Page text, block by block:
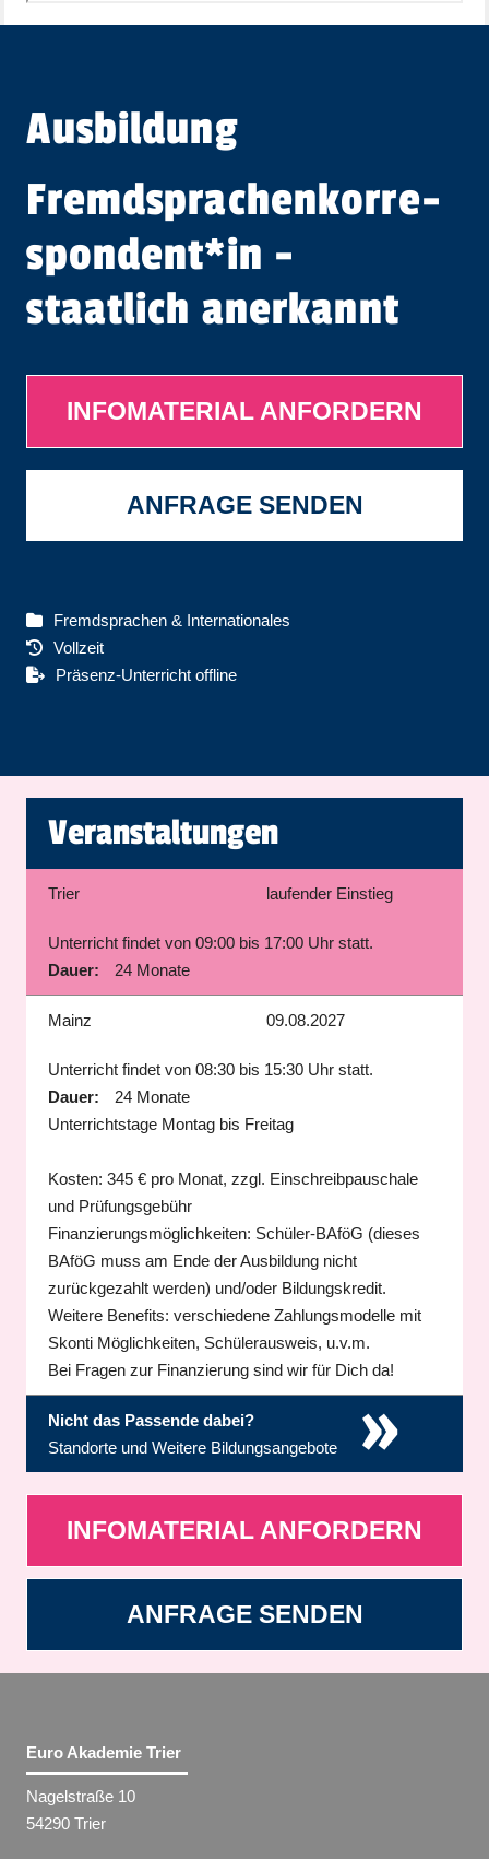
Ausbildung
Fremd­sprachen­korre­
spon­dent​*in -
staatlich anerkannt
INFOMATERIAL ANFORDERN
ANFRAGE SENDEN
Fremdsprachen & Internationales
Vollzeit
Präsenz-Unterricht offline
Veranstaltungen
Mainz 09.08.2027
Unterricht findet von 08:30 bis 15:30 Uhr statt.
Dauer:
24 Monate
Unterrichtstage Montag bis Freitag
Kosten: 345 € pro Monat, zzgl. Einschreibpauschale
und Prüfungsgebühr
Finanzierungsmöglichkeiten: Schüler-BAföG (dieses
BAföG muss am Ende der Ausbildung nicht
zurückgezahlt werden) und/oder Bildungskredit.
Weitere Benefits: verschiedene Zahlungsmodelle mit
Skonti Möglichkeiten, Schülerausweis, u.v.m.
Bei Fragen zur Finanzierung sind wir für Dich da!
Trier laufender Einstieg
Unterricht findet von 09:00 bis 17:00 Uhr statt.
Dauer:
24 Monate
Nicht das Passende dabei?
Standorte und Weitere Bildungsangebote
»
INFOMATERIAL ANFORDERN
ANFRAGE SENDEN
Euro Akademie Trier
Nagelstraße 10
54290 Trier